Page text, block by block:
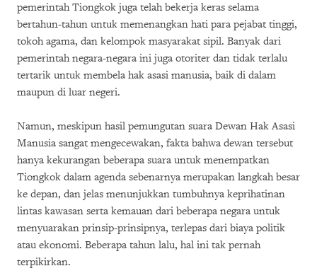
pemerintah Tiongkok juga telah bekerja keras selama
bertahun-tahun untuk memenangkan hati para pejabat tinggi,
tokoh agama, dan kelompok masyarakat sipil. Banyak dari
pemerintah negara-negara ini juga otoriter dan tidak terlalu
tertarik untuk membela hak asasi manusia, baik di dalam
maupun di luar negeri.
Namun, meskipun hasil pemungutan suara Dewan Hak Asasi
Manusia sangat mengecewakan, fakta bahwa dewan tersebut
hanya kekurangan beberapa suara untuk menempatkan
Tiongkok dalam agenda sebenarnya merupakan langkah besar
ke depan, dan jelas menunjukkan tumbuhnya keprihatinan
lintas kawasan serta kemauan dari beberapa negara untuk
menyuarakan prinsip-prinsipnya, terlepas dari biaya politik
atau ekonomi. Beberapa tahun lalu, hal ini tak pernah
terpikirkan.